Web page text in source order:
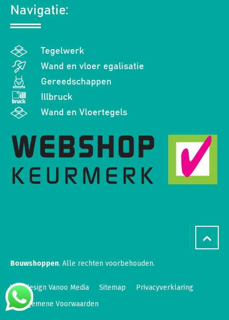
Navigatie:
Tegelwerk
Wand en vloer egalisatie
Gereedschappen
Illbruck
Wand en Vloertegels
Bouwshoppen. Alle rechten voorbehouden.
Webdesign Vanoo Media Sitemap
Privacyverklaring
Algemene Voorwaarden